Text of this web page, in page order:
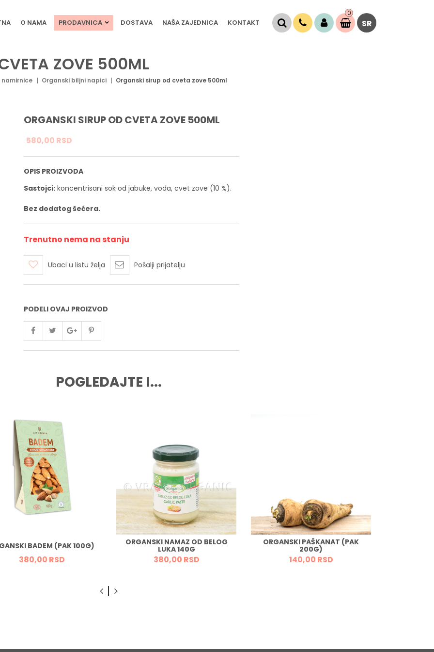
O NAMA PRODAVNICA DOSTAVA NAŠA ZAJEDNICA KONTAKT
0
Stavke
0, 00
RSD
SR
ZOVE 500ML
namirnice Organski biljni napici Organski sirup od cveta zove 500ml
ORGANSKI SIRUP OD CVETA ZOVE 500ML
580,00 RSD
OPIS PROIZVODA
Sastojci:koncentrisani sok od jabuke, voda, cvet zove (10 %).
Bez dodatog šećera.
Trenutno nema na stanju
Ubaci u listu želja Pošalji prijatelju
PODELI OVAJ PROIZVOD
POGLEDAJTE I...
BADEM (PAK 100G)
380,00 RSD
ORGANSKI NAMAZ OD BELOG
LUKA 140G
380,00 RSD
ORGANSKI PAŠKANAT (PAK
200G)
140,00 RSD